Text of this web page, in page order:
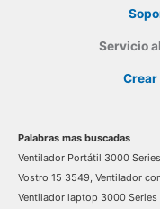
Servicio
Palabras mas buscadas
Ventilador Portátil 3000
Vostro 15 3549, Ventilador
Ventilador laptop 3000